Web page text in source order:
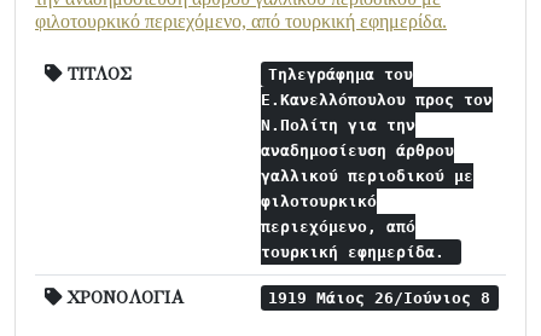
φιλοτουρκικό περιεχόμενο, από τουρκική εφημερίδα.
ΤΙΤΛΟΣ
Τηλεγράφημα του
Ε.Κανελλόπουλου προς τον
Ν.Πολίτη για την
αναδημοσίευση άρθρου
γαλλικού περιοδικού με
φιλοτουρκικό
περιεχόμενο, από
τουρκική εφημερίδα.
ΧΡΟΝΟΛΟΓΙΑ 1919 Μάιος 26/Ιούνιος 8